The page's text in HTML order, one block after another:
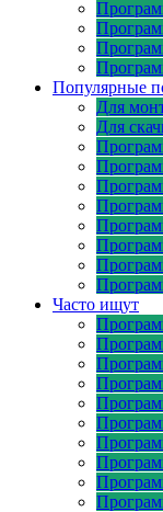
Популярные
Для
Для
Часто ищут